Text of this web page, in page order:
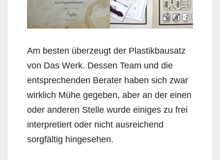
Am besten überzeugt der Plastikbausatz
von Das Werk. Dessen Team und die
entsprechenden Berater haben sich zwar
wirklich Mühe gegeben, aber an der einen
oder anderen Stelle wurde einiges zu frei
interpretiert oder nicht ausreichend
sorgfältig hingesehen.